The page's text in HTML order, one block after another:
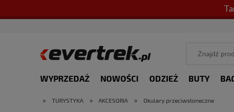
WYPRZEDAŻ NOWOŚCI ODZIEŻ BUTY
» TURYSTYKA » AKCESORIA » Okulary przeciwsłoneczne